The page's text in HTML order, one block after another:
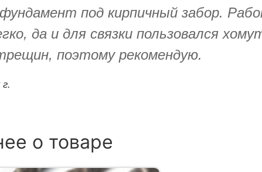
под кирпичный забор.
да и для связки пользовался
поэтому рекомендую.
о товаре